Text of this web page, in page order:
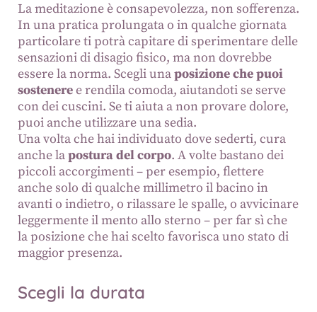
La meditazione è consapevolezza, non sofferenza.
In una pratica prolungata o in qualche giornata
particolare ti potrà capitare di sperimentare delle
sensazioni di disagio fisico, ma non dovrebbe
essere la norma. Scegli unaposizione che puoi
sostenere e rendila comoda, aiutandoti se serve
con dei cuscini. Se ti aiuta a non provare dolore,
puoi anche utilizzare una sedia.
Una volta che hai individuato dove sederti, cura
anche lapostura del corpo. A volte bastano dei
piccoli accorgimenti – per esempio, flettere
anche solo di qualche millimetro il bacino in
avanti o indietro, o rilassare le spalle, o avvicinare
leggermente il mento allo sterno – per far sì che
la posizione che hai scelto favorisca uno stato di
maggior presenza.
Scegli la durata